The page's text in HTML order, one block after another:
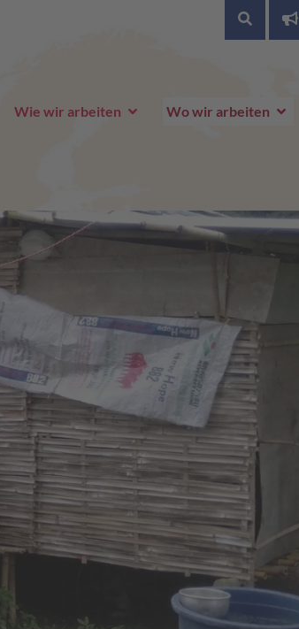
SUCHE
Wie wir arbeiten
Wo wir arbeiten